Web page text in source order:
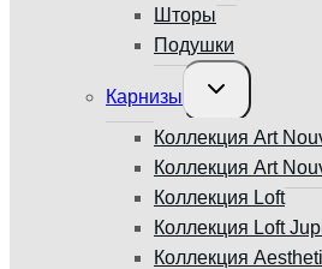
Шторы
Подушки
Карнизы
Переключить
дочернее
Коллекция Art
Коллекция Art
Коллекция Loft
Коллекция Loft
Коллекция